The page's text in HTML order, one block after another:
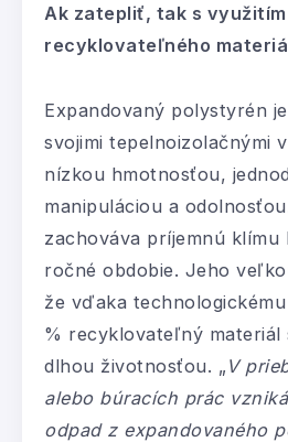
Ak zatepliť, tak s využitím
recyklovateľného
Expandovaný polystyrén
svojimi tepelnoizolačnými
nízkou hmotnosťou,
manipuláciou a
zachováva príjemnú klímu
ročné obdobie. Jeho
že vďaka
% recyklovateľný materiál
dlhou životnosťou. „ V
alebo búracích prác
odpad z expandovaného